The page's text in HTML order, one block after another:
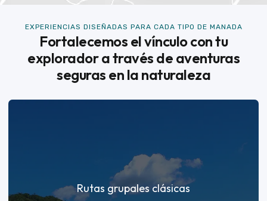
EXPERIENCIAS DISEÑADAS PARA CADA TIPO DE MANADA
Fortalecemos el vínculo con tu
explorador a través de aventuras
seguras en la naturaleza
Rutas grupales clásicas